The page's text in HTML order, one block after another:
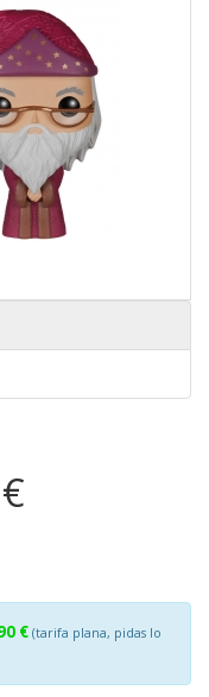
€
€ (tarifa plana, pidas lo